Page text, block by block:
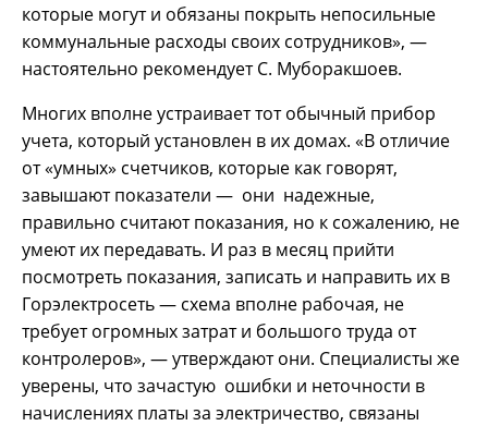
которые могут и обязаны покрыть непосильные
коммунальные расходы своих сотрудников», —
настоятельно рекомендует С. Муборакшоев.
Многих вполне устраивает тот обычный прибор
учета, который установлен в их домах. «В отличие
от «умных» счетчиков, которые как говорят,
завышают показатели — они надежные,
правильно считают показания, но к сожалению, не
умеют их передавать. И раз в месяц прийти
посмотреть показания, записать и направить их в
Горэлектросеть — схема вполне рабочая, не
требует огромных затрат и большого труда от
контролеров», — утверждают они. Специалисты же
уверены, что зачастую ошибки и неточности в
начислениях платы за электричество, связаны